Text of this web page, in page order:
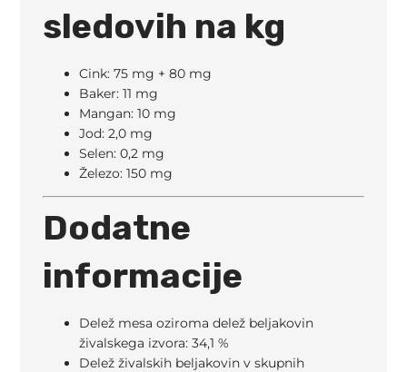
sledovih na kg
Cink: 75 mg + 80 mg
Baker: 11 mg
Mangan: 10 mg
Jod: 2,0 mg
Selen: 0,2 mg
Železo: 150 mg
Dodatne
informacije
Delež mesa oziroma delež beljakovin
živalskega izvora: 34,1 %
Delež živalskih beljakovin v skupnih